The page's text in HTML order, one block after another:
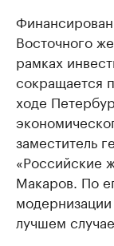
Восточного
рамках
сокращается
ходе
заместитель
«Российские
Макаров. По
лучшем